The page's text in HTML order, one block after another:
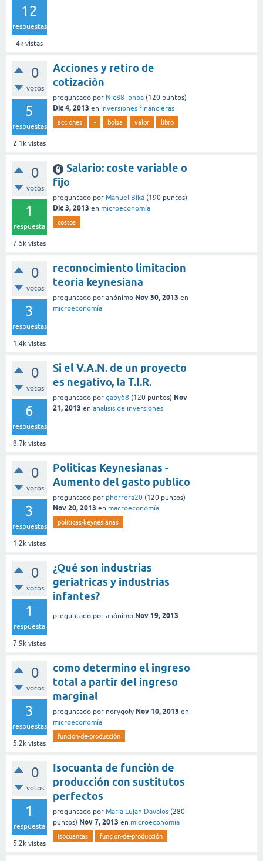
12
respuestas
4k vistas
0
votos
5
respuestas
2.1k vistas
Acciones y retiro de
cotizaciòn
preguntado por Nic88_bhba (120 puntos)
Dic 4, 2013 en inversiones financieras
acciones - bolsa valor libro
0
votos
1
respuesta
7.5k vistas
Salario: coste variable o
fijo
preguntado por Manuel Biká (190 puntos)
Dic 3, 2013 en microeconomía
costos
0
votos
3
respuestas
1.4k vistas
reconocimiento limitacion
teoria keynesiana
preguntado por anónimo Nov 30, 2013 en
microeconomía
0
votos
6
respuestas
8.7k vistas
Si el V.A.N. de un proyecto
es negativo, la T.I.R.
preguntado por gaby68 (120 puntos) Nov
21, 2013 en analisis de inversiones
0
votos
3
respuestas
1.2k vistas
Politicas Keynesianas -
Aumento del gasto publico
preguntado por pherrera20 (120 puntos)
Nov 20, 2013 en macroeconomía
politicas-keynesianas
0
votos
1
respuesta
7.9k vistas
¿Qué son industrias
geriatricas y industrias
infantes?
preguntado por anónimo Nov 19, 2013
0
votos
3
respuestas
5.2k vistas
como determino el ingreso
total a partir del ingreso
marginal
preguntado por norygoly Nov 10, 2013 en
microeconomía
funcion-de-producción
0
votos
1
respuesta
5.2k vistas
Isocuanta de función de
producción con sustitutos
perfectos
preguntado por Maria Lujan Davalos (280
puntos) Nov 7, 2013 en microeconomía
isocuantas funcion-de-producción